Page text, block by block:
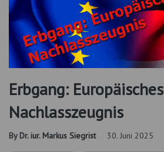
Erbgang: Europäisches
Nachlasszeugnis
By Dr. iur. Markus Siegrist 30. Juni 2025